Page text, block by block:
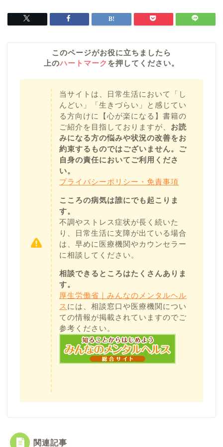
このページがお役に立ちましたら
上のハートマーク を押してください。
当サイトは、日常生活において「し
んどい」「生きづらい」と感じてい
る方向けに【心が楽になる】書籍の
ご紹介を目指しておりますが、 お読
みになる方の悩みや状況の改善をお
約束するものではございません。ご
自身の責任においてご利用くださ
い。
プライバシーポリシー・免責事項
こころの病気は誰にでも起こりま
す。
不調やストレス症状が長く続いた
り、日常生活に支障が出ている場合
は、早めに医療機関やカウンセラー
に相談してください。
相談できるところはたくさんありま
す。
厚生労働省｜みんなのメンタルヘル
ス には、相談窓口や医療機関につい
ての情報が掲載されていますのでご
参考ください。
関連記事